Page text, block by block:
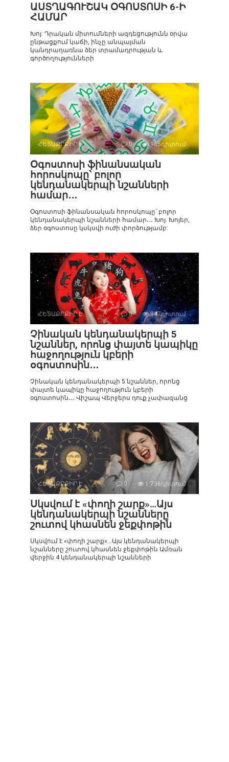
ԱՍՏՂԱԳՈՒՇԱԿ ՕԳՈՍՏՈՍԻ 6-Ի
ՀԱՄԱՐ
Խոյ: Դրական միտումների ազդեցությունն օրվա
ընթացքում կաճի, ինչը անպայման
կանդրադառնա ձեր տրամադրության և
գործողությունների
ՀԵՏԱՔՐՔԻՐ Է 0 965դիտում
Օգոստոսի ֆինանսական
հորոսկոպը՝ բոլոր
կենդանակերպի նշանների
համար․․․
Օգոստոսի ֆինանսական հորոսկոպը՝ բոլոր
կենդանակերպի նշանների համար․․․ Խոյ. Խոյեր,
ձեր օգոստոսը կսկսվի ուժի փորձությամբ:
ՀԵՏԱՔՐՔԻՐ Է 0 947դիտում
Չինական կենդանակերպի 5
նշաններ, որոնց փայտե կապիկը
հաջողություն կբերի
օգոստոսին․․․
Չինական կենդանակերպի 5 նշաններ, որոնց
փայտե կապիկը հաջողություն կբերի
օգոստոսին․․․ Վիշապ Վերջերս դուք չափազանց
ՀԵՏԱՔՐՔԻՐ Է 0 1 736դիտում
Սկսվում է «փողի շարք»…Այս
կենդանակերպի նշանները
շուտով կհասնեն ջեքփոթին
Սկսվում է «փողի շարք»…Այս կենդանակերպի
նշանները շուտով կհասնեն ջեքփոթին Ամռան
վերջին 4 կենդանակերպի նշանների